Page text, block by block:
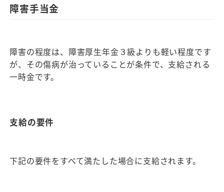
障害手当金
障害の程度は、障害厚生年金３級よりも軽い程度です
が、その傷病が治っていることが条件で、支給される
一時金です。
支給の要件
下記の要件をすべて満たした場合に支給されます。